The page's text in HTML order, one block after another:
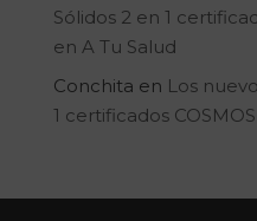
Sólidos 2 en 1
en A Tu Salud
Conchita en Los
1 certificados